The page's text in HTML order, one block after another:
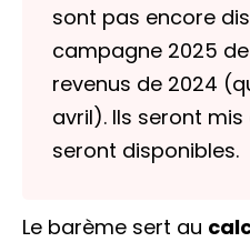
sont pas encore
campagne 2025
revenus de 2024
avril). Ils seront mis
seront disponibles.
Le barème sert au